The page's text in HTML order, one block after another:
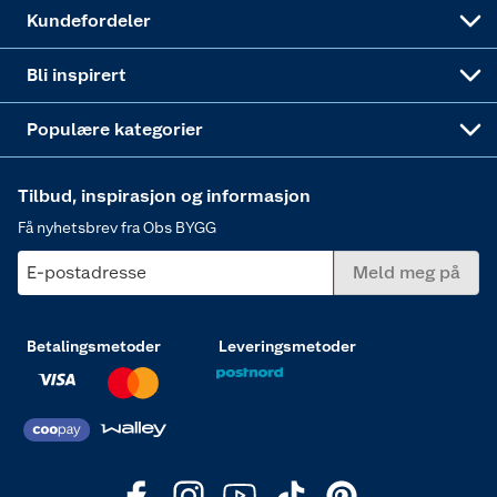
Kundefordeler
Bli inspirert
Populære kategorier
Tilbud, inspirasjon og informasjon
Få nyhetsbrev fra Obs BYGG
E-postadresse Meld meg på
Betalingsmetoder Leveringsmetoder